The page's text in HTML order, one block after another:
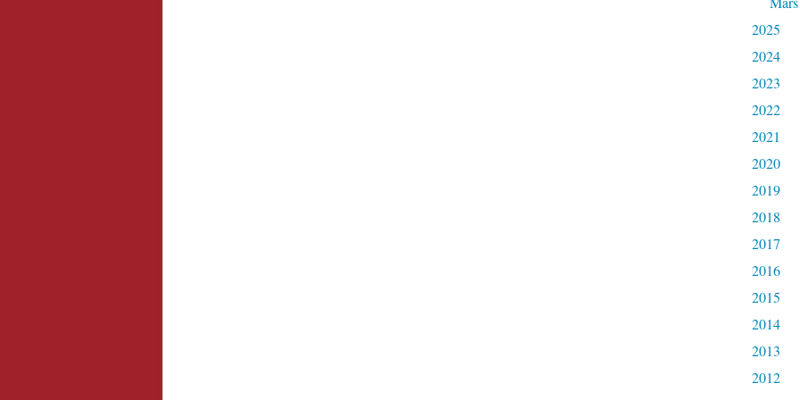
2025
2024
2023
2022
2021
2020
2019
2018
2017
2016
2015
2014
2013
2012